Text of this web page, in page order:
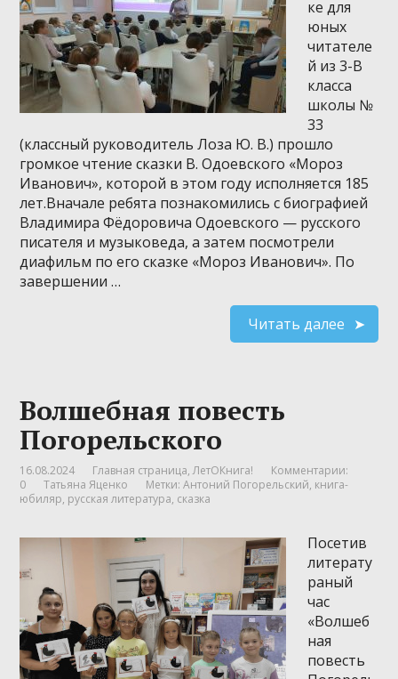
ке для
юных
читателе
й из 3-В
класса
школы №
33
(классный руководитель Лоза Ю. В.) прошло
громкое чтение сказки В. Одоевского «Мороз
Иванович», которой в этом году исполняется 185
лет.Вначале ребята познакомились с биографией
Владимира Фёдоровича Одоевского — русского
писателя и музыковеда, а затем посмотрели
диафильм по его сказке «Мороз Иванович». По
завершении …
Читать далее
Волшебная повесть
Погорельского
16.08.2024 Главная страница,ЛетОКнига!
Комментарии:
0
Татьяна Яценко Метки:Антоний Погорельский, книга-
юбиляр, русская литература, сказка
Посетив
литерату
раный
час
«Волшеб
ная
повесть